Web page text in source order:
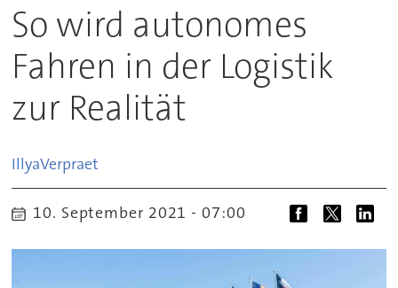
So wird autonomes
Fahren in der Logistik
zur Realität
IllyaVerpraet
10. September 2021 - 07:00